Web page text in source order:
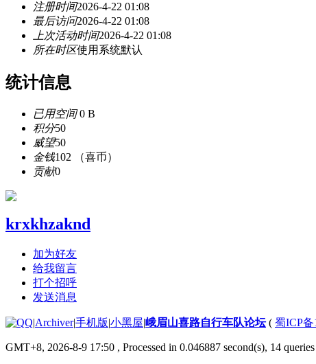
注册时间2026-4-22 01:08
最后访问2026-4-22 01:08
上次活动时间2026-4-22 01:08
所在时区使用系统默认
统计信息
已用空间0 B
积分50
威望50
金钱102 （喜币）
贡献0
krxkhzaknd
加为好友
给我留言
打个招呼
发送消息
|Archiver|手机版|小黑屋|峨眉山喜路自行车队论坛( 蜀ICP备
GMT+8, 2026-8-9 17:50 , Processed in 0.046887 second(s), 14 queries